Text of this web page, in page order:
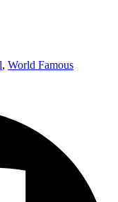
, World Famous